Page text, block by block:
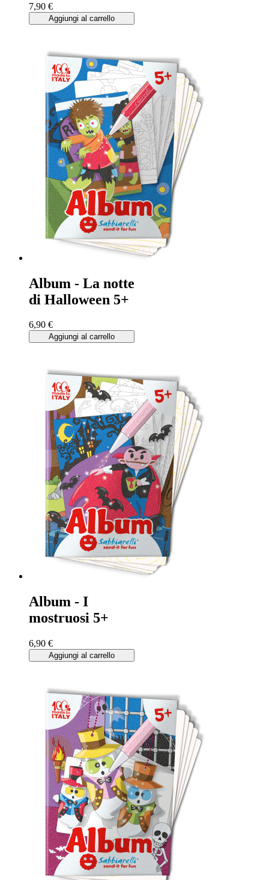
7,90 €
Aggiungi al carrello
Album - La notte
di Halloween 5+
6,90 €
Aggiungi al carrello
Album - I
mostruosi 5+
6,90 €
Aggiungi al carrello